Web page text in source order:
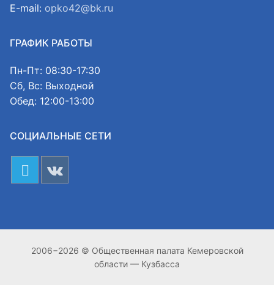
E-mail: opko42@bk.ru
ГРАФИК РАБОТЫ
Пн-Пт: 08:30-17:30
Сб, Вс: Выходной
Обед: 12:00-13:00
СОЦИАЛЬНЫЕ СЕТИ
2006−2026 © Общественная палата Кемеровской
области — Кузбасса